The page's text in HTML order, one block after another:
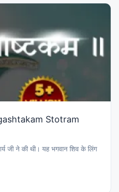
Stotram
जी ने की थी। यह भगवान शिव के लिंग